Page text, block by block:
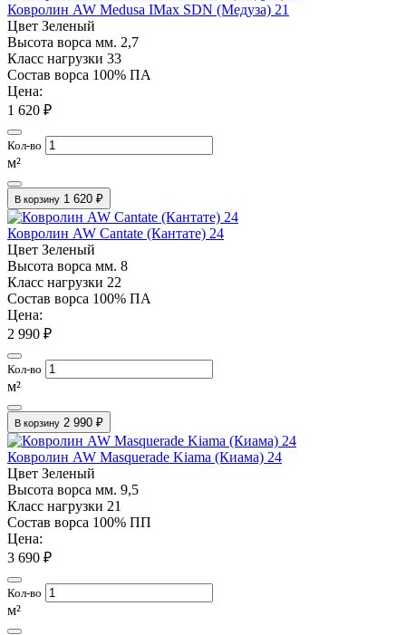
Ковролин AW Medusa IMax SDN (Медуза) 21
Цвет Зеленый
Высота ворса мм. 2,7
Класс нагрузки 33
Состав ворса 100% ПА
Цена:
1 620 ₽
Кол-во
м²
В корзину 1 620 ₽
Ковролин AW Cantate (Кантате) 24
Цвет Зеленый
Высота ворса мм. 8
Класс нагрузки 22
Состав ворса 100% ПА
Цена:
2 990 ₽
Кол-во
м²
В корзину 2 990 ₽
Ковролин AW Masquerade Kiama (Киама) 24
Цвет Зеленый
Высота ворса мм. 9,5
Класс нагрузки 21
Состав ворса 100% ПП
Цена:
3 690 ₽
Кол-во
м²